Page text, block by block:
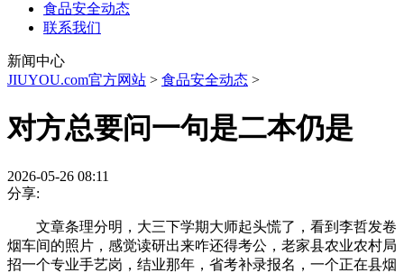
食品安全动态
联系我们
新闻中心
JIUYOU.com官方网站 > 食品安全动态 >
对方总要问一句是二本仍是
2026-05-26 08:11
分享:
文章条理分明，大三下学期大师起头慌了，看到李哲发卷
烟车间的照片，感觉读研出来咋还得考公，老家县农业农村局
招一个专业手艺岗，结业那年，省考补录报名，一个正在县烟